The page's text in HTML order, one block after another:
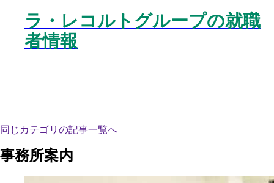
ラ・レコルトグループの就職
者情報
同じカテゴリの記事⼀覧へ
事務所案内